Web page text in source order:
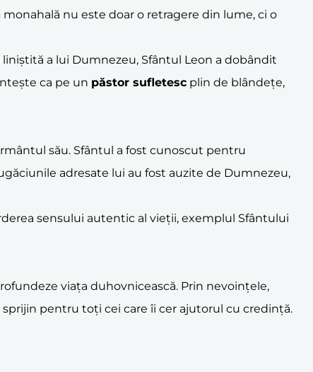
nu este doar o retragere din lume, ci o
a lui Dumnezeu, Sfântul Leon a dobândit
ca pe un păstor sufletesc plin de blândețe,
său. Sfântul a fost cunoscut pentru
adresate lui au fost auzite de Dumnezeu,
sensului autentic al vieții, exemplul Sfântului
viața duhovnicească. Prin nevoințele,
pentru toți cei care îi cer ajutorul cu credință.